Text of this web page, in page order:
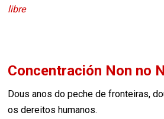
libre
Concentración Non no
Dous anos do peche de fronteiras,
os dereitos humanos.